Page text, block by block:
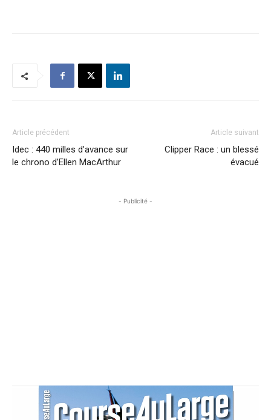
Article précédent
Idec : 440 milles d’avance sur
le chrono d’Ellen MacArthur
Article suivant
Clipper Race : un blessé
évacué
- Publicité -